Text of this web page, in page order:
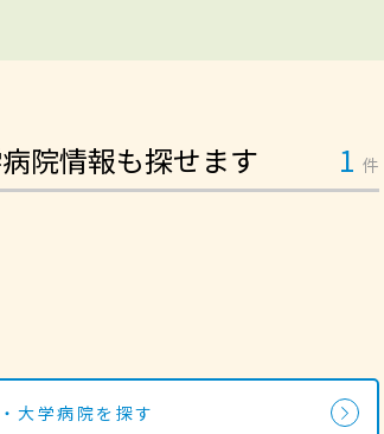
院情報も探せます 1 件
大学病院を探す